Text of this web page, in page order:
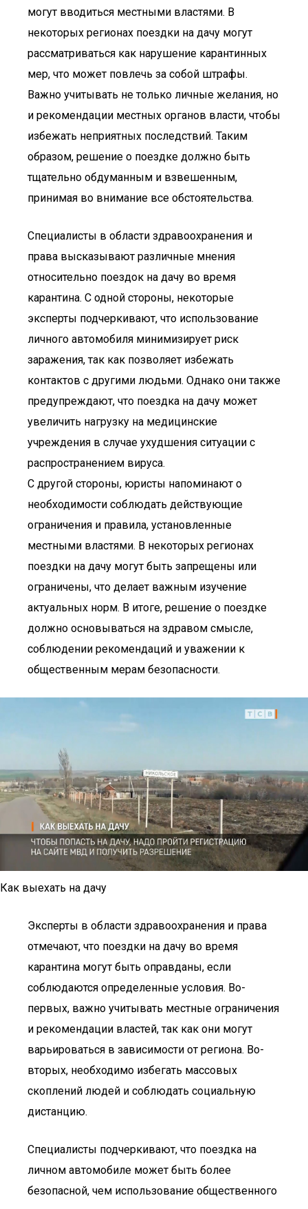
могут вводиться местными властями. В
некоторых регионах поездки на дачу могут
рассматриваться как нарушение карантинных
мер, что может повлечь за собой штрафы.
Важно учитывать не только личные желания, но
и рекомендации местных органов власти, чтобы
избежать неприятных последствий. Таким
образом, решение о поездке должно быть
тщательно обдуманным и взвешенным,
принимая во внимание все обстоятельства.
Специалисты в области здравоохранения и
права высказывают различные мнения
относительно поездок на дачу во время
карантина. С одной стороны, некоторые
эксперты подчеркивают, что использование
личного автомобиля минимизирует риск
заражения, так как позволяет избежать
контактов с другими людьми. Однако они также
предупреждают, что поездка на дачу может
увеличить нагрузку на медицинские
учреждения в случае ухудшения ситуации с
распространением вируса.
С другой стороны, юристы напоминают о
необходимости соблюдать действующие
ограничения и правила, установленные
местными властями. В некоторых регионах
поездки на дачу могут быть запрещены или
ограничены, что делает важным изучение
актуальных норм. В итоге, решение о поездке
должно основываться на здравом смысле,
соблюдении рекомендаций и уважении к
общественным мерам безопасности.
Как выехать на дачу
Эксперты в области здравоохранения и права
отмечают, что поездки на дачу во время
карантина могут быть оправданы, если
соблюдаются определенные условия. Во-
первых, важно учитывать местные ограничения
и рекомендации властей, так как они могут
варьироваться в зависимости от региона. Во-
вторых, необходимо избегать массовых
скоплений людей и соблюдать социальную
дистанцию.
Специалисты подчеркивают, что поездка на
личном автомобиле может быть более
безопасной, чем использование общественного